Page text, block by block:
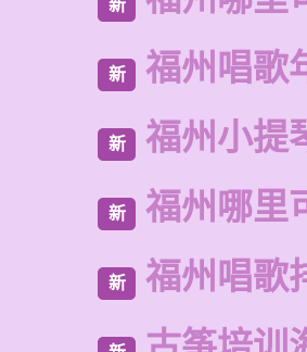
新
新 福州唱歌
新 福州小提
新 福州哪里
新 福州唱歌